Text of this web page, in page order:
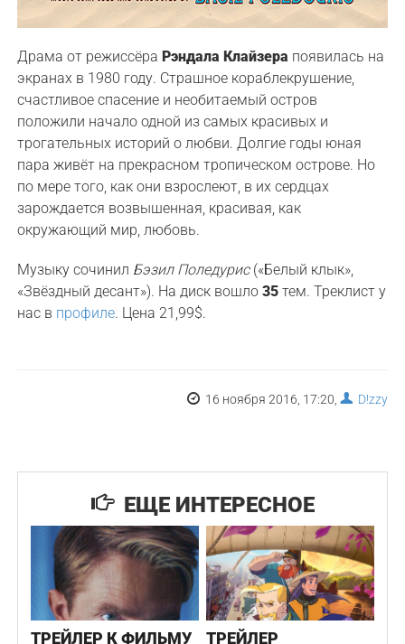
Драма от режиссёраРэндала Клайзера появилась на
экранах в 1980 году. Страшное кораблекрушение,
счастливое спасение и необитаемый остров
положили начало одной из самых красивых и
трогательных историй о любви. Долгие годы юная
пара живёт на прекрасном тропическом острове. Но
по мере того, как они взрослеют, в их сердцах
зарождается возвышенная, красивая, как
окружающий мир, любовь.
Музыку сочинил Бэзил Поледурис(«Белый клык»,
«Звёздный десант»). На диск вошло35 тем. Треклист у
нас в профиле. Цена 21,99$.
16 ноября 2016, 17:20, D!zzy
ЕЩЕ ИНТЕРЕСНОЕ
ТРЕЙЛЕР К ФИЛЬМУ ТРЕЙЛЕР